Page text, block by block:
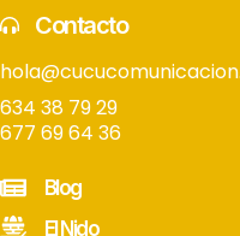
Contacto
634 38 79 29
677 69 64 36
Blog
El Nido